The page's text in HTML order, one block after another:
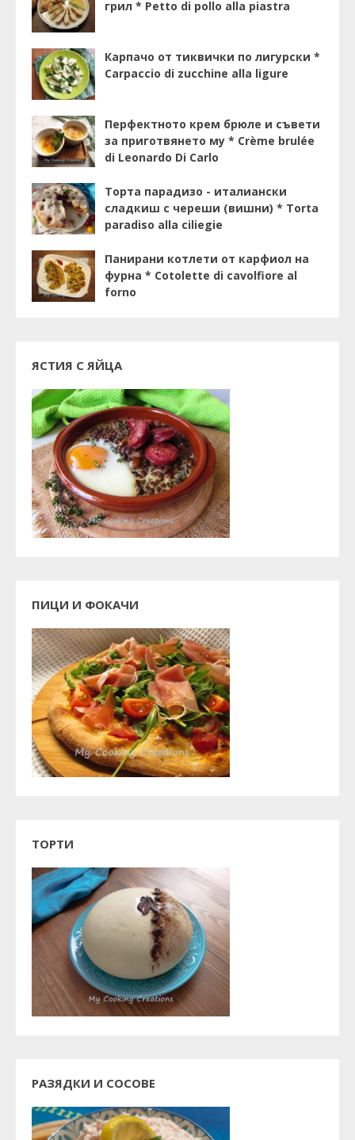
грил * Petto di pollo alla piastra
Карпачо от тиквички по лигурски *
Carpaccio di zucchine alla ligure
Перфектното крем брюле и съвети
за приготвянето му * Crème brulée
di Leonardo Di Carlo
Торта парадизо - италиански
сладкиш с череши (вишни) * Torta
paradiso alla ciliegie
Панирани котлети от карфиол на
фурна * Cotolette di cavolfiore al
forno
ЯСТИЯ С ЯЙЦА
ПИЦИ И ФОКАЧИ
ТОРТИ
РАЗЯДКИ И СОСОВЕ